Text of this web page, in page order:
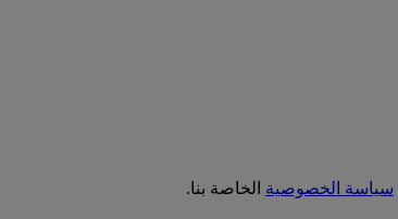
سياسة الخصوصية الخاصة بنا.